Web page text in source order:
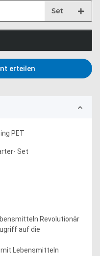
Set
erteilen
PET
Set
Revolutionär
auf die
mit Lebensmitteln